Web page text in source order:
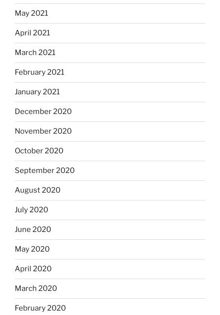
May 2021
April 2021
March 2021
February 2021
January 2021
December 2020
November 2020
October 2020
September 2020
August 2020
July 2020
June 2020
May 2020
April 2020
March 2020
February 2020